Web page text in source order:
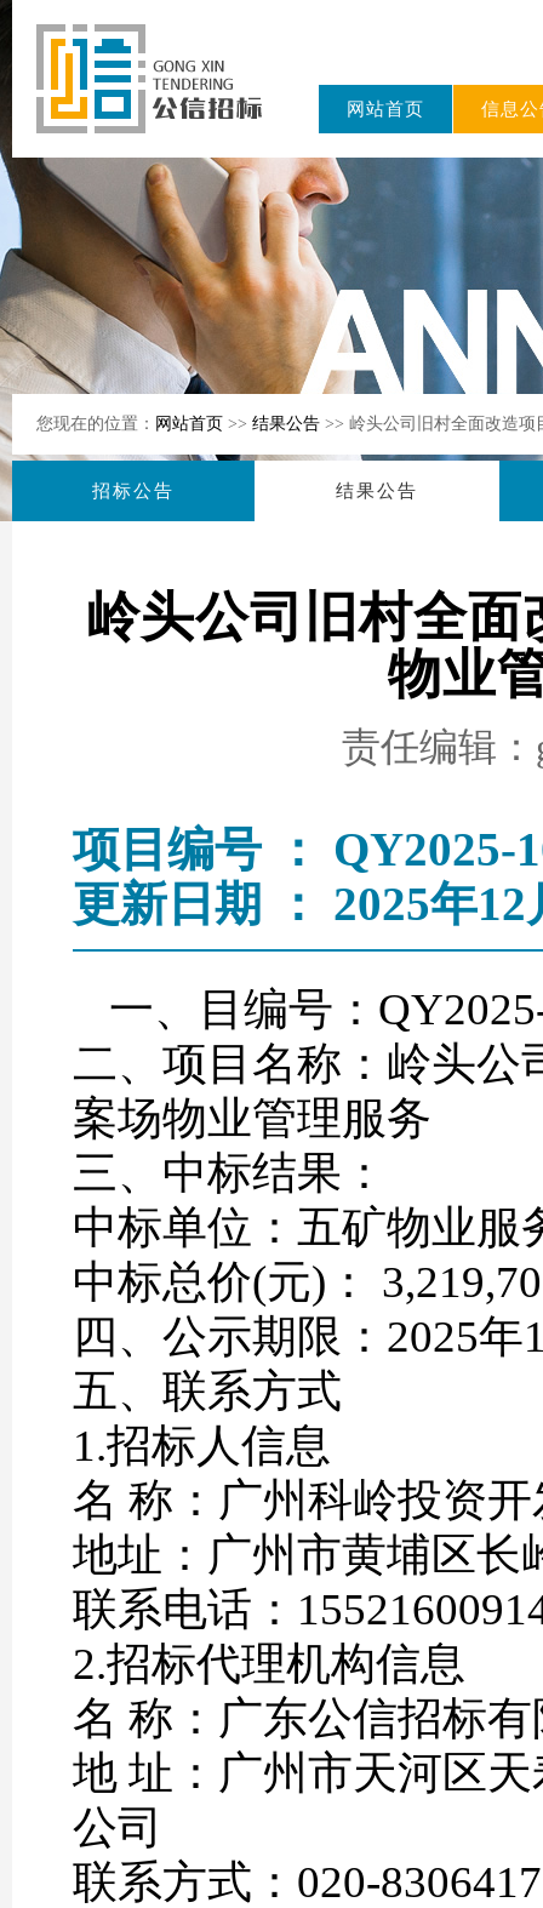
东公信招标
有限公司
网站首页 信息公
您现在的位置： 网站首页 >> 结果公告 >> 岭头公司旧村全面改造项
招标公告 结果公告
岭头公司旧村全面
物业
责任编辑
项目编号 ： QY2025-
更新日期 ： 2025年12
一、目编号：
二、项目名称：岭头公
案场物业管理服务
三、中标结果：
中标单位：五矿物业服
中标总价(元)：
四、公示期限：2025年
五、联系方式
1.招标人信息
名 称：广州科岭投资
地址：广州市黄埔区长
联系电话：
2.招标代理机构信息
名 称：广东公信招标
地 址：广州市天河区
公司
联系方式：020-